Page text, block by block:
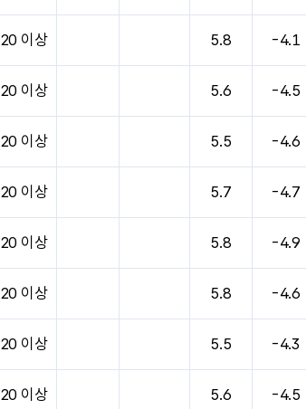
20 이상 5.8 -4.1
20 이상 5.6 -4.5
20 이상 5.5 -4.6
20 이상 5.7 -4.7
20 이상 5.8 -4.9
20 이상 5.8 -4.6
20 이상 5.5 -4.3
20 이상 5.6 -4.5